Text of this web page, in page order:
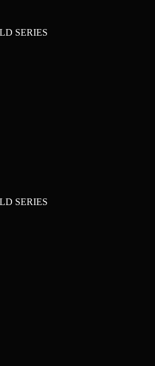
SERIES
SERIES